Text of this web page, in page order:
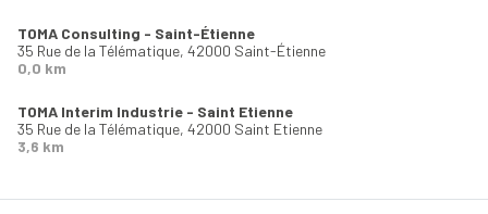
TOMA Consulting - Saint-Étienne
35 Rue de la Télématique, 42000 Saint-Étienne
0,0 km
TOMA Interim Industrie - Saint Etienne
35 Rue de la Télématique, 42000 Saint Etienne
3,6 km